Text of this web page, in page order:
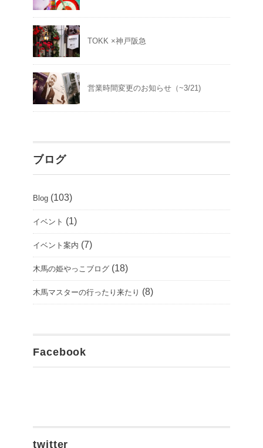
TOKK ×神戸阪急
営業時間変更のお知らせ（~3/21)
ブログ
Blog (103)
イベント (1)
イベント案内 (7)
木馬の姫やっこブログ (18)
木馬マスターの行ったり来たり (8)
Facebook
twitter